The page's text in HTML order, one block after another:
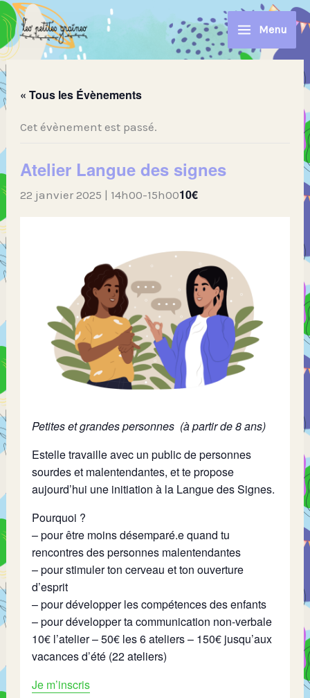
Aller
au
contenu
Menu
« Tous les Évènements
Cet évènement est passé.
Atelier Langue des signes
22 janvier 2025 | 14h00-15h0010€
Petites et grandes personnes (à partir de 8 ans)
Estelle travaille avec un public de personnes
sourdes et malentendantes, et te propose
aujourd’hui une initiation à la Langue des Signes.
Pourquoi ?
– pour être moins désemparé.e quand tu
rencontres des personnes malentendantes
– pour stimuler ton cerveau et ton ouverture
d’esprit
– pour développer les compétences des enfants
– pour développer ta communication non-verbale
10€ l’atelier – 50€ les 6 ateliers – 150€ jusqu’aux
vacances d’été (22 ateliers)
Je m’inscris